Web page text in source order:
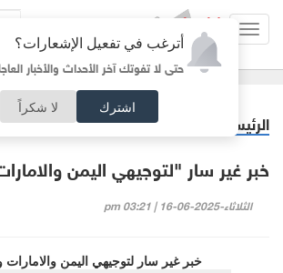
أترغب في تفعيل الإشعارات؟
حتى لا تفوتك آخر الأحداث والأخبار
اشترك لا شكراً
الرئيسية خبر وصورة
خبر غير سار "لتوجيهي اليمن
الثلاثاء-2025-06-16 | 03:21 pm